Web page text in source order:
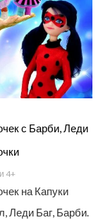
с Барби, Леди
4+
на Капуки
Леди Баг, Барби.